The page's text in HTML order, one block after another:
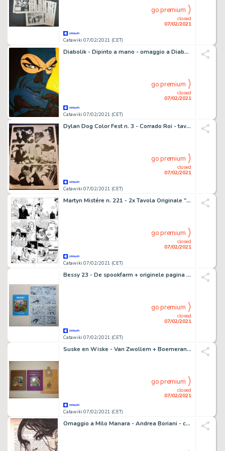
Catawiki 07/02/2021 (CET)
closed
07/02/2021
go premium
Diabolik - Dipinto a mano - omaggio a Diabolik - Loose page
Catawiki 07/02/2021 (CET)
closed
07/02/2021
go premium
Dylan Dog Color Fest n. 3 - Corrado Roi - tavola originale "La fiaba Nera" - Loose page - (2009)
Catawiki 07/02/2021 (CET)
closed
07/02/2021
go premium
Martyn Mistére n. 221 - 2x Tavola Originale "Strano ma vero" Alessandrini - Loose page - First edition - (2000)
Catawiki 07/02/2021 (CET)
closed
07/02/2021
go premium
Bessy 23 - De spookfarm + originele pagina (p.7) - Softcover - First edition - (2010)
Catawiki 07/02/2021 (CET)
closed
07/02/2021
go premium
Suske en Wiske - Van Zwollem + Boemerang Trilogie + Met 2 opdrachttekeningen - Hardcover - First edition - (2009/2010)
Catawiki 07/02/2021 (CET)
closed
07/02/2021
go premium
Omaggio a Milo Manara - Andrea Boriani - carta antica hand painted - Loose page